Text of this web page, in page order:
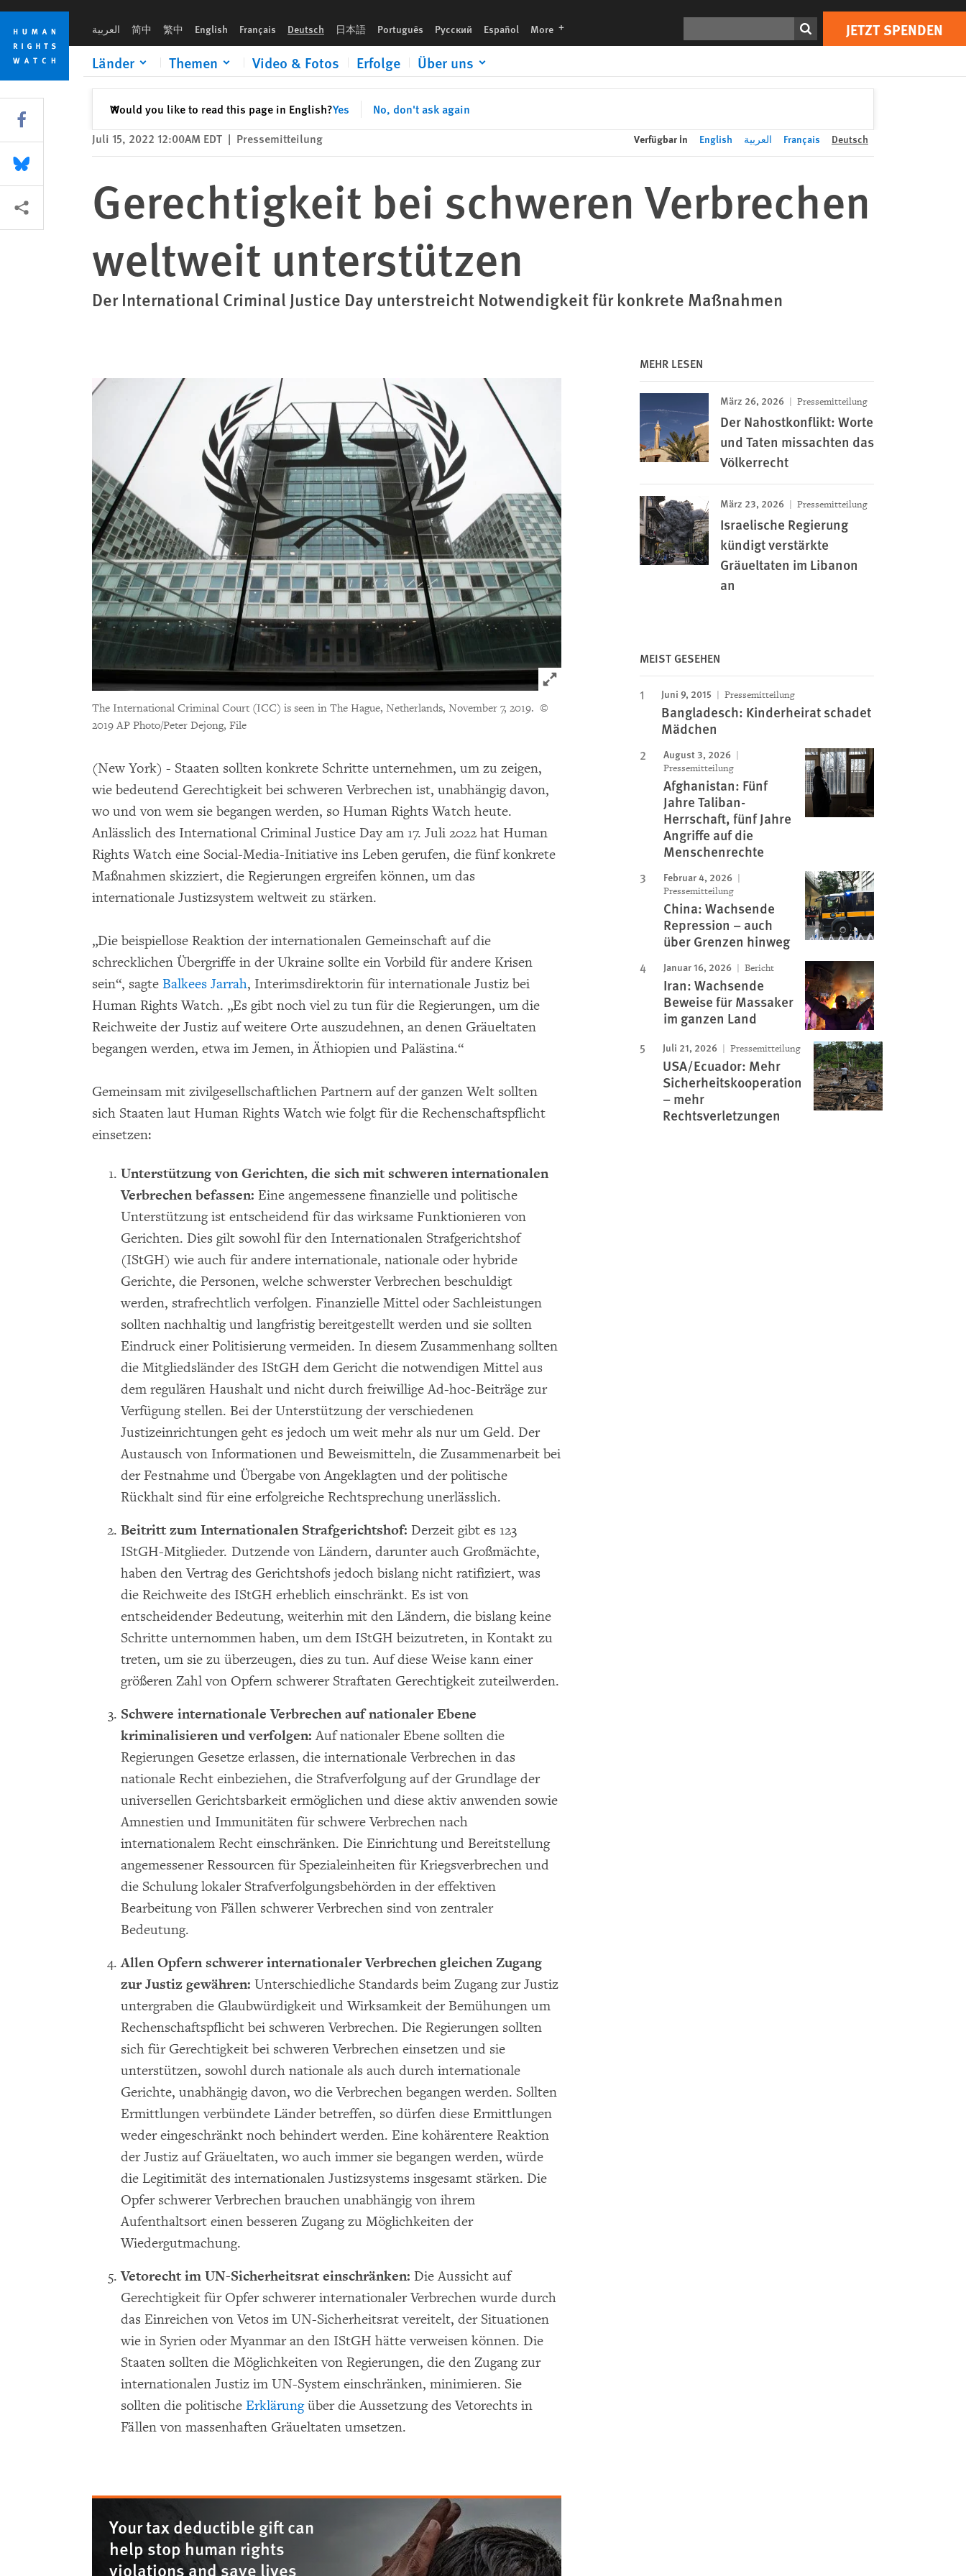
Skip
cookie
privacy
notice
Skip
main
content
العربية 简中 繁中 English Français Deutsch 日本語 Português Русский Español More languages JETZT SPENDEN
Länder Themen Video & Fotos Erfolge Über uns
Would you like to read this page in English?Yes No, don't ask again
✕Schließen
Print JETZT SPENDEN
Juli 15, 2022 12:00AM EDT | Pressemitteilung Verfügbar in English العربية Français Deutsch
Gerechtigkeit bei schweren Verbrechen
weltweit unterstützen
Der International Criminal Justice Day unterstreicht Notwendigkeit für konkrete Maßnahmen
Click to expand Image
The International Criminal Court (ICC) is seen in The Hague, Netherlands, November 7, 2019. ©
2019 AP Photo/Peter Dejong, File
(New York) - Staaten sollten konkrete Schritte unternehmen, um zu zeigen,
wie bedeutend Gerechtigkeit bei schweren Verbrechen ist, unabhängig davon,
wo und von wem sie begangen werden, so Human Rights Watch heute.
Anlässlich des International Criminal Justice Day am 17. Juli 2022 hat Human
Rights Watch eine Social-Media-Initiative ins Leben gerufen, die fünf konkrete
Maßnahmen skizziert, die Regierungen ergreifen können, um das
internationale Justizsystem weltweit zu stärken.
„Die beispiellose Reaktion der internationalen Gemeinschaft auf die
schrecklichen Übergriffe in der Ukraine sollte ein Vorbild für andere Krisen
sein“, sagte Balkees Jarrah, Interimsdirektorin für internationale Justiz bei
Human Rights Watch. „Es gibt noch viel zu tun für die Regierungen, um die
Reichweite der Justiz auf weitere Orte auszudehnen, an denen Gräueltaten
begangen werden, etwa im Jemen, in Äthiopien und Palästina.“
Gemeinsam mit zivilgesellschaftlichen Partnern auf der ganzen Welt sollten
sich Staaten laut Human Rights Watch wie folgt für die Rechenschaftspflicht
einsetzen:
Unterstützung von Gerichten, die sich mit schweren internationalen
Verbrechen befassen: Eine angemessene finanzielle und politische
Unterstützung ist entscheidend für das wirksame Funktionieren von
Gerichten. Dies gilt sowohl für den Internationalen Strafgerichtshof
(IStGH) wie auch für andere internationale, nationale oder hybride
Gerichte, die Personen, welche schwerster Verbrechen beschuldigt
werden, strafrechtlich verfolgen. Finanzielle Mittel oder Sachleistungen
sollten nachhaltig und langfristig bereitgestellt werden und sie sollten
Eindruck einer Politisierung vermeiden. In diesem Zusammenhang sollten
die Mitgliedsländer des IStGH dem Gericht die notwendigen Mittel aus
dem regulären Haushalt und nicht durch freiwillige Ad-hoc-Beiträge zur
Verfügung stellen. Bei der Unterstützung der verschiedenen
Justizeinrichtungen geht es jedoch um weit mehr als nur um Geld. Der
Austausch von Informationen und Beweismitteln, die Zusammenarbeit bei
der Festnahme und Übergabe von Angeklagten und der politische
Rückhalt sind für eine erfolgreiche Rechtsprechung unerlässlich.
Beitritt zum Internationalen Strafgerichtshof: Derzeit gibt es 123
IStGH-Mitglieder. Dutzende von Ländern, darunter auch Großmächte,
haben den Vertrag des Gerichtshofs jedoch bislang nicht ratifiziert, was
die Reichweite des IStGH erheblich einschränkt. Es ist von
entscheidender Bedeutung, weiterhin mit den Ländern, die bislang keine
Schritte unternommen haben, um dem IStGH beizutreten, in Kontakt zu
treten, um sie zu überzeugen, dies zu tun. Auf diese Weise kann einer
größeren Zahl von Opfern schwerer Straftaten Gerechtigkeit zuteilwerden.
Schwere internationale Verbrechen auf nationaler Ebene
kriminalisieren und verfolgen:Auf nationaler Ebene sollten die
Regierungen Gesetze erlassen, die internationale Verbrechen in das
nationale Recht einbeziehen, die Strafverfolgung auf der Grundlage der
universellen Gerichtsbarkeit ermöglichen und diese aktiv anwenden sowie
Amnestien und Immunitäten für schwere Verbrechen nach
internationalem Recht einschränken. Die Einrichtung und Bereitstellung
angemessener Ressourcen für Spezialeinheiten für Kriegsverbrechen und
die Schulung lokaler Strafverfolgungsbehörden in der effektiven
Bearbeitung von Fällen schwerer Verbrechen sind von zentraler
Bedeutung.
Allen Opfern schwerer internationaler Verbrechen gleichen Zugang
zur Justiz gewähren: Unterschiedliche Standards beim Zugang zur Justiz
untergraben die Glaubwürdigkeit und Wirksamkeit der Bemühungen um
Rechenschaftspflicht bei schweren Verbrechen. Die Regierungen sollten
sich für Gerechtigkeit bei schweren Verbrechen einsetzen und sie
unterstützen, sowohl durch nationale als auch durch internationale
Gerichte, unabhängig davon, wo die Verbrechen begangen werden. Sollten
Ermittlungen verbündete Länder betreffen, so dürfen diese Ermittlungen
weder eingeschränkt noch behindert werden. Eine kohärentere Reaktion
der Justiz auf Gräueltaten, wo auch immer sie begangen werden, würde
die Legitimität des internationalen Justizsystems insgesamt stärken. Die
Opfer schwerer Verbrechen brauchen unabhängig von ihrem
Aufenthaltsort einen besseren Zugang zu Möglichkeiten der
Wiedergutmachung.
Vetorecht im UN-Sicherheitsrat einschränken: Die Aussicht auf
Gerechtigkeit für Opfer schwerer internationaler Verbrechen wurde durch
das Einreichen von Vetos im UN-Sicherheitsrat vereitelt, der Situationen
wie in Syrien oder Myanmar an den IStGH hätte verweisen können. Die
Staaten sollten die Möglichkeiten von Regierungen, die den Zugang zur
internationalen Justiz im UN-System einschränken, minimieren. Sie
sollten die politische Erklärungüber die Aussetzung des Vetorechts in
Fällen von massenhaften Gräueltaten umsetzen.
Your tax deductible gift can
help stop human rights
violations and save lives
MEHR LESEN
März 26, 2026 Pressemitteilung
Der Nahostkonflikt: Worte
und Taten missachten das
Völkerrecht
März 23, 2026 Pressemitteilung
Israelische Regierung
kündigt verstärkte
Gräueltaten im Libanon
an
MEIST GESEHEN
Juni 9, 2015 Pressemitteilung
Bangladesch: Kinderheirat schadet
Mädchen
August 3, 2026
Pressemitteilung
Afghanistan: Fünf
Jahre Taliban-
Herrschaft, fünf Jahre
Angriffe auf die
Menschenrechte
Februar 4, 2026
Pressemitteilung
China: Wachsende
Repression – auch
über Grenzen hinweg
Januar 16, 2026 Bericht
Iran: Wachsende
Beweise für Massaker
im ganzen Land
Juli 21, 2026 Pressemitteilung
USA/Ecuador: Mehr
Sicherheitskooperation
– mehr
Rechtsverletzungen
Share this via Facebook
Share this via Bluesky
More sharing options